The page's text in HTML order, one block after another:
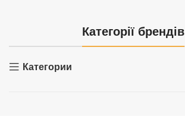
Категорії брендів
Категории